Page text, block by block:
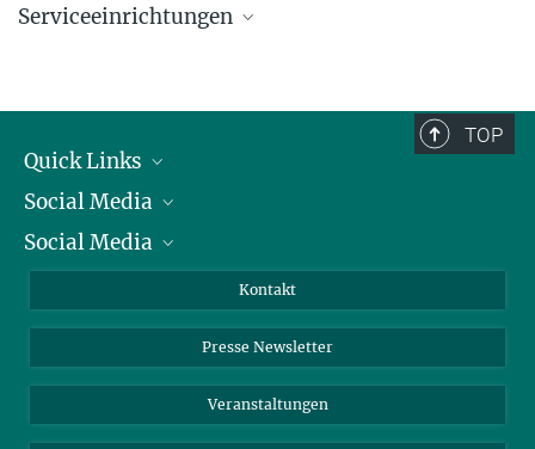
im Ausland
Serviceeinrichtungen
TOP
Quick Links
Präsident
Zahlen und Fakten
Meldestelle Fehlverhalten
Social Media
Bluesky
Social Media
YouTube
Kontakt
Presse Newsletter
Veranstaltungen